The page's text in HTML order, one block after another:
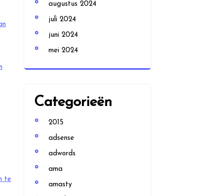
te
augustus 2024
juli 2024
juni 2024
mei 2024
Categorieën
2015
adsense
adwords
ama
amasty